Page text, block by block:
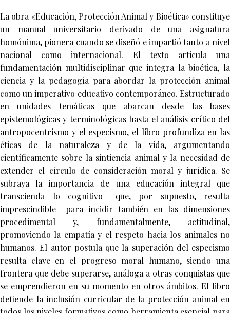
La obra «Educación, Protección Animal y Bioética» constituye
un manual universitario derivado de una asignatura
homónima, pionera cuando se diseñó e impartió tanto a nivel
nacional como internacional. El texto articula una
fundamentación multidisciplinar que integra la bioética, la
ciencia y la pedagogía para abordar la protección animal
como un imperativo educativo contemporáneo. Estructurado
en unidades temáticas que abarcan desde las bases
epistemológicas y terminológicas hasta el análisis crítico del
antropocentrismo y el especismo, el libro profundiza en las
éticas de la naturaleza y de la vida, argumentando
científicamente sobre la sintiencia animal y la necesidad de
extender el círculo de consideración moral y jurídica. Se
subraya la importancia de una educación integral que
transcienda lo cognitivo –que, por supuesto, resulta
imprescindible– para incidir también en las dimensiones
procedimental y, fundamentalmente, actitudinal,
promoviendo la empatía y el respeto hacia los animales no
humanos. El autor postula que la superación del especismo
resulta clave en el progreso moral humano, siendo una
frontera que debe superarse, análoga a otras conquistas que
se emprendieron en su momento en otros ámbitos. El libro
defiende la inclusión curricular de la protección animal en